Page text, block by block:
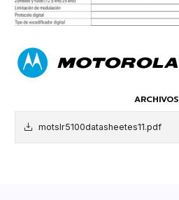
ARCHIVOS
motslr5100datasheetes11.pdf